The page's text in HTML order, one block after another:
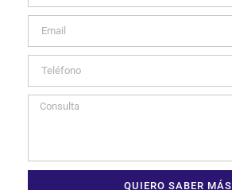
QUIERO SABER MÁS